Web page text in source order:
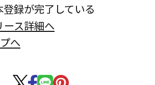
録が完了している
ス詳細へ
へ